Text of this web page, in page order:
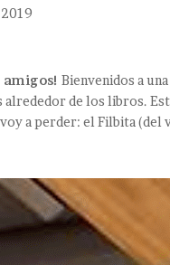
amigos!Bienvenidos a
alrededor de los libros.
voy a perder: el Filbita (del